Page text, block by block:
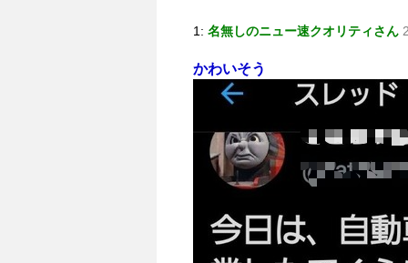
1: 名無しのニュー速クオリティさん
かわいそう